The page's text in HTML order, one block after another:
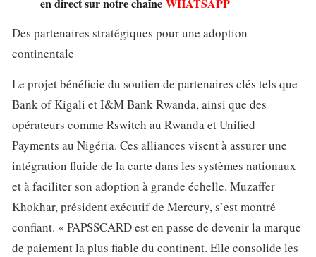
Des partenaires stratégiques pour une adoption
continentale
Le projet bénéficie du soutien de partenaires clés tels que
Bank of Kigali et I&M Bank Rwanda, ainsi que des
opérateurs comme Rswitch au Rwanda et Unified
Payments au Nigéria. Ces alliances visent à assurer une
intégration fluide de la carte dans les systèmes nationaux
et à faciliter son adoption à grande échelle. Muzaffer
Khokhar, président exécutif de Mercury, s’est montré
confiant. « PAPSSCARD est en passe de devenir la marque
de paiement la plus fiable du continent. Elle consolide les